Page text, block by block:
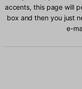
accents, this page will
box and then you just
e-